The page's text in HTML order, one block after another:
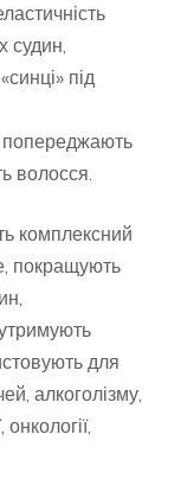
судин,
під
попереджають
волосся.
комплексний
покращують
для
алкоголізму,